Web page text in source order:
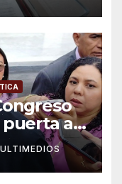
puerta a
alcalde